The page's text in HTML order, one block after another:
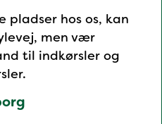
pladser hos os, kan
men vær
til indkørsler og